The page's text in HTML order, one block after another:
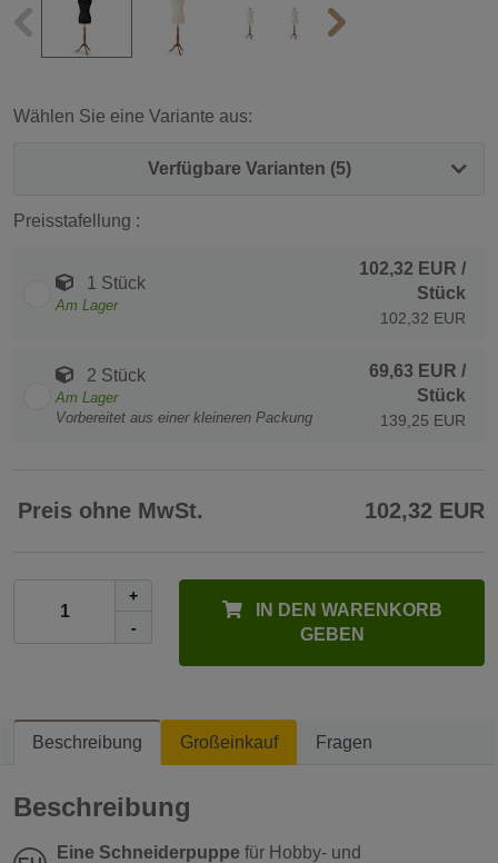
Wählen Sie eine Variante aus:
Verfügbare Varianten (5)
Preisstafellung :
1 Stück
Am Lager
102,32 EUR /
Stück
102,32 EUR
2 Stück
Am Lager
Vorbereitet aus einer kleineren Packung
69,63 EUR /
Stück
139,25 EUR
Preis ohne MwSt. 102,32 EUR
+
-
IN DEN WARENKORB
GEBEN
Beschreibung Großeinkauf Fragen
Beschreibung
Eine Schneiderpuppe für Hobby- und